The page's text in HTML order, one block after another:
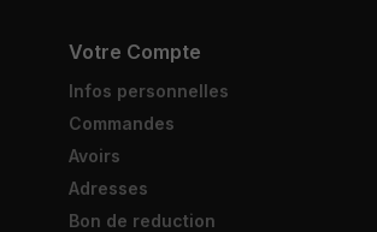
Votre Compte
Infos personnelles
Commandes
Avoirs
Adresses
Bon de reduction